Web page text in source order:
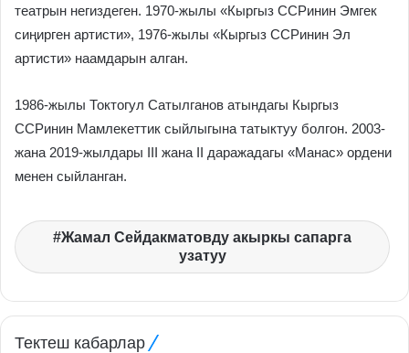
театрын негиздеген. 1970-жылы «Кыргыз ССРинин Эмгек
сиңирген артисти», 1976-жылы «Кыргыз ССРинин Эл
артисти» наамдарын алган.
1986-жылы Токтогул Сатылганов атындагы Кыргыз
ССРинин Мамлекеттик сыйлыгына татыктуу болгон. 2003-
жана 2019-жылдары III жана II даражадагы «Манас» ордени
менен сыйланган.
Жамал Сейдакматовду акыркы сапарга
узатуу
Тектеш кабарлар